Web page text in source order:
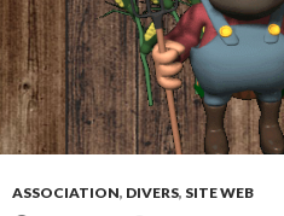
ASSOCIATION, DIVERS, SITE WEB